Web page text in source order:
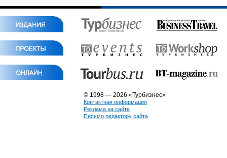
© 1998 — 2026 «Турбизнес»
Контактная информация
Реклама на сайте
Письмо редактору сайта